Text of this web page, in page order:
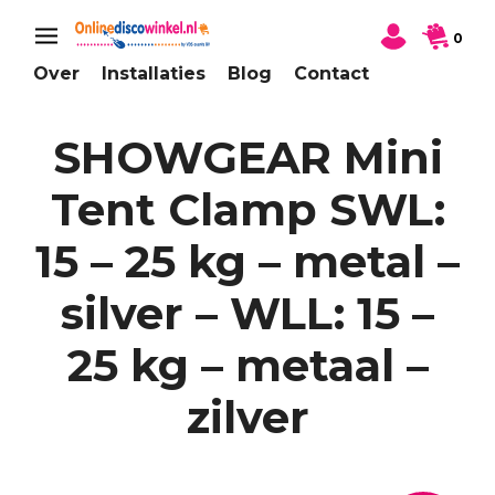
Over Installaties Blog Contact
0
SHOWGEAR Mini
Tent Clamp SWL:
15 – 25 kg – metal –
silver – WLL: 15 –
25 kg – metaal –
zilver